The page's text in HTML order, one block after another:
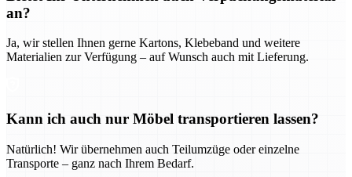
an?
Ja, wir stellen Ihnen gerne Kartons, Klebeband und weitere
Materialien zur Verfügung – auf Wunsch auch mit Lieferung.
Kann ich auch nur Möbel transportieren lassen?
Natürlich! Wir übernehmen auch Teilumzüge oder einzelne
Transporte – ganz nach Ihrem Bedarf.